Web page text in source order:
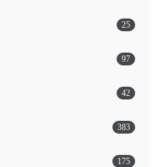
25
97
42
383
175